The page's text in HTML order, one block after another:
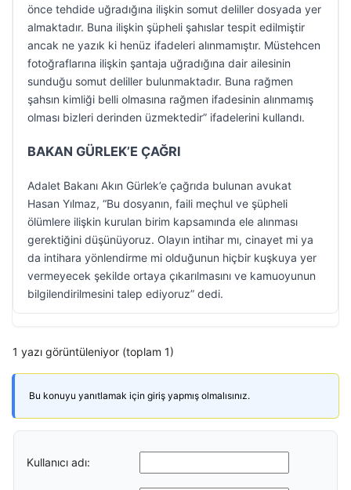
önce tehdide uğradığına ilişkin somut deliller dosyada yer
almaktadır. Buna ilişkin şüpheli şahıslar tespit edilmiştir
ancak ne yazık ki henüz ifadeleri alınmamıştır. Müstehcen
fotoğraflarına ilişkin şantaja uğradığına dair ailesinin
sunduğu somut deliller bulunmaktadır. Buna rağmen
şahsın kimliği belli olmasına rağmen ifadesinin alınmamış
olması bizleri derinden üzmektedir” ifadelerini kullandı.
BAKAN GÜRLEK’E ÇAĞRI
Adalet Bakanı Akın Gürlek’e çağrıda bulunan avukat
Hasan Yılmaz, “Bu dosyanın, faili meçhul ve şüpheli
ölümlere ilişkin kurulan birim kapsamında ele alınması
gerektiğini düşünüyoruz. Olayın intihar mı, cinayet mi ya
da intihara yönlendirme mi olduğunun hiçbir kuşkuya yer
vermeyecek şekilde ortaya çıkarılmasını ve kamuoyunun
bilgilendirilmesini talep ediyoruz” dedi.
1 yazı görüntüleniyor (toplam 1)
Bu konuyu yanıtlamak için giriş yapmış olmalısınız.
Kullanıcı adı: